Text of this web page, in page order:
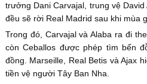
trưởng Dani Carvajal, trung vệ
đều sẽ rời Real Madrid sau khi mùa
Trong đó, Carvajal và Alaba ra đi
còn Ceballos được phép tìm bến
đồng. Marseille, Real Betis và Ajax
tiền vệ người Tây Ban Nha.